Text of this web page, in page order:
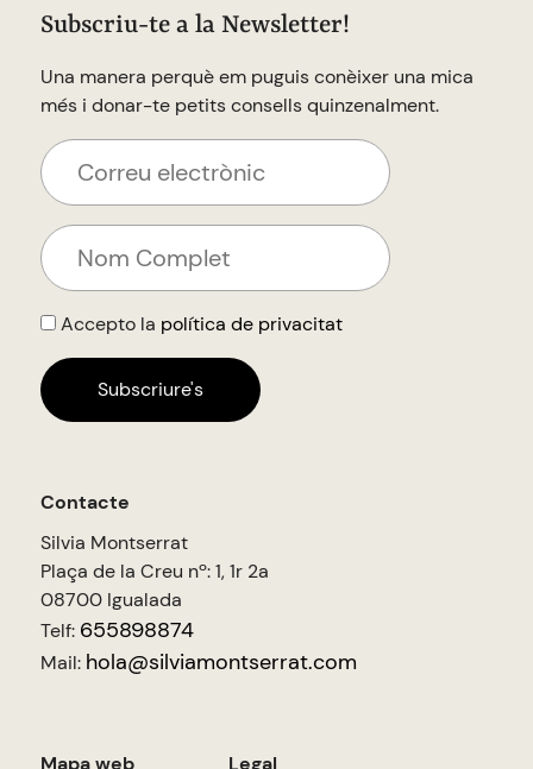
Subscriu-te a la Newsletter!
Una manera perquè em puguis conèixer una mica
més i donar-te petits consells quinzenalment.
Accepto la política de privacitat
Contacte
Silvia Montserrat
Plaça de la Creu nº: 1, 1r 2a
08700 Igualada
Telf: 655898874
Mail: hola@silviamontserrat.com
Mapa web Legal